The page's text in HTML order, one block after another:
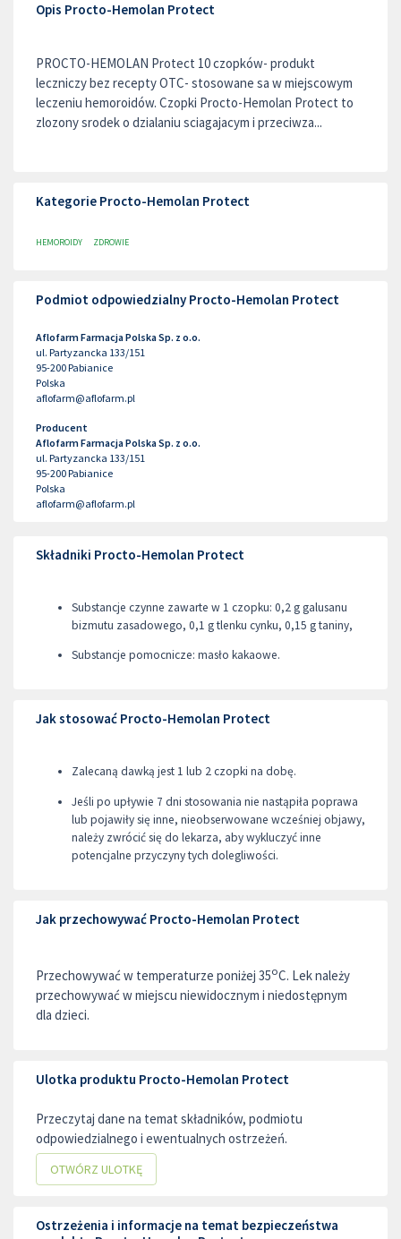
Opis Procto-Hemolan Protect
PROCTO-HEMOLAN Protect 10 czopków- produkt
leczniczy bez recepty OTC- stosowane sa w miejscowym
leczeniu hemoroidów. Czopki Procto-Hemolan Protect to
zlozony srodek o dzialaniu sciagajacym i przeciwza...
Kategorie Procto-Hemolan Protect
HEMOROIDY ZDROWIE
Podmiot odpowiedzialny Procto-Hemolan Protect
Aflofarm Farmacja Polska Sp. z o.o.
ul. Partyzancka 133/151
95-200Pabianice
Polska
aflofarm@aflofarm.pl
Producent
Aflofarm Farmacja Polska Sp. z o.o.
ul. Partyzancka 133/151
95-200Pabianice
Polska
aflofarm@aflofarm.pl
Składniki Procto-Hemolan Protect
Substancje czynne zawarte w 1 czopku: 0,2 g galusanu
bizmutu zasadowego, 0,1 g tlenku cynku, 0,15 g taniny,
Substancje pomocnicze: masło kakaowe.
Jak stosować Procto-Hemolan Protect
Zalecaną dawką jest 1 lub 2 czopki na dobę.
Jeśli po upływie 7 dni stosowania nie nastąpiła poprawa
lub pojawiły się inne, nieobserwowane wcześniej objawy,
należy zwrócić się do lekarza, aby wykluczyć inne
potencjalne przyczyny tych dolegliwości.
Jak przechowywać Procto-Hemolan Protect
Przechowywać w temperaturze poniżej 35oC. Lek należy
przechowywać w miejscu niewidocznym i niedostępnym
dla dzieci.
Ulotka produktu Procto-Hemolan Protect
Przeczytaj dane na temat składników, podmiotu
odpowiedzialnego i ewentualnych ostrzeżeń.
OTWÓRZ ULOTKĘ
Ostrzeżenia i informacje na temat bezpieczeństwa